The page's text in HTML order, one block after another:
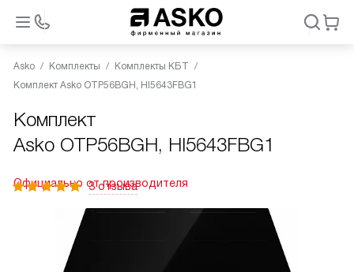
Asko Комплекты
Комплекты КБТ
Комплект Asko OTP56BGH, HI5643FBG1
Комплект
Asko OTP56BGH, HI5643FBG1
Официально от производителя
3 отзыва